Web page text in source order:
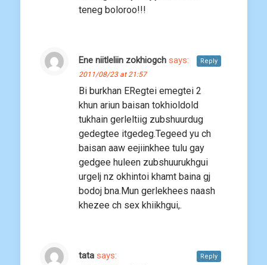
teneg boloroo!!!
Ene niitleliin zokhiogch says:
2011/08/23 at 21:57
Bi burkhan ERegtei emegtei 2
khun ariun baisan tokhioldold
tukhain gerleltiig zubshuurdug
gedegtee itgedeg.Tegeed yu ch
baisan aaw eejiinkhee tulu gay
gedgee huleen zubshuurukhgui
urgelj nz okhintoi khamt baina gj
bodoj bna.Mun gerlekhees naash
khezee ch sex khiikhgui,.
Reply
tata says: Reply